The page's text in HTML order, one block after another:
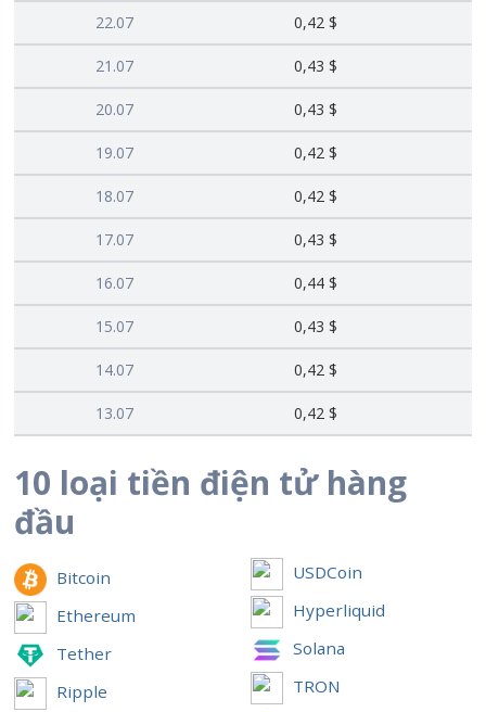
22.07 0,42 $
21.07 0,43 $
20.07 0,43 $
19.07 0,42 $
18.07 0,42 $
17.07 0,43 $
16.07 0,44 $
15.07 0,43 $
14.07 0,42 $
13.07 0,42 $
10 loại tiền điện tử hàng
đầu
Bitcoin
Ethereum
Tether
Ripple
USDCoin
Hyperliquid
Solana
TRON